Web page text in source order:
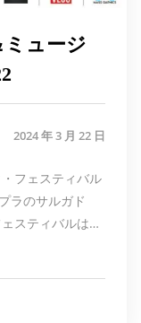
ュージ
2024 年 3 月 22 日
フェスティバル
ラのサルガド
スティバルは…